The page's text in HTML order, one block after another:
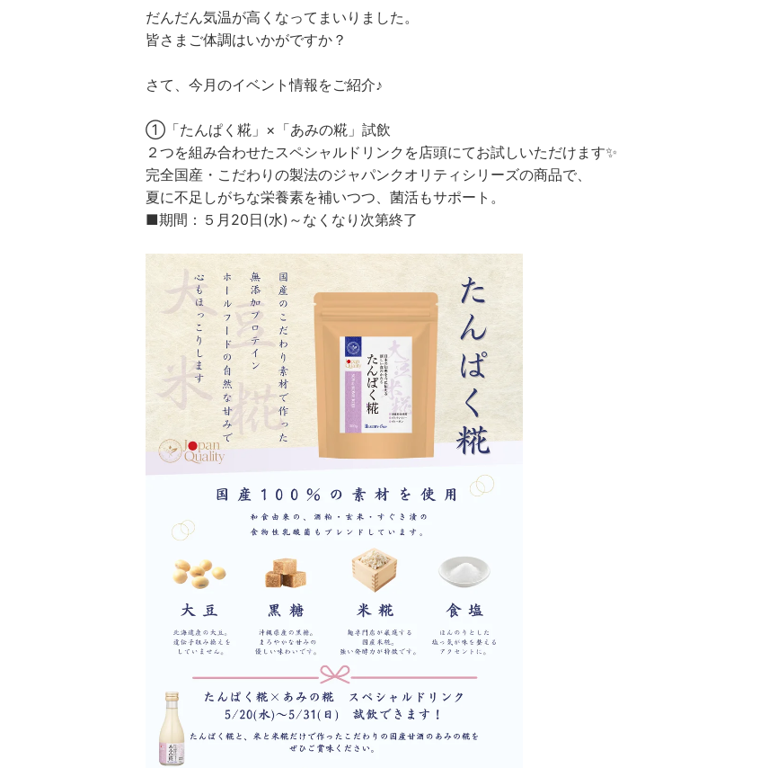
だんだん気温が高くなってまいりました。
皆さまご体調はいかがですか？
さて、今月のイベント情報をご紹介♪
①「たんぱく糀」×「あみの糀」試飲
２つを組み合わせたスペシャルドリンクを店頭にてお試しいただけます✨
完全国産・こだわりの製法のジャパンクオリティシリーズの商品で、
夏に不足しがちな栄養素を補いつつ、菌活もサポート。
■期間：５月20日(水)～なくなり次第終了